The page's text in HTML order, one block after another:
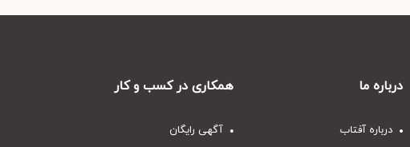
درباره ما
درباره آفتاب
همکاری در کسب و کار
آگهی رایگان